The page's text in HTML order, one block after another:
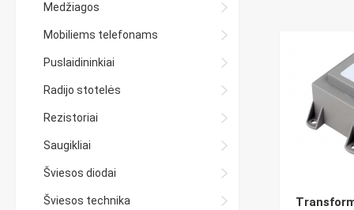
Medžiagos
Mobiliems telefonams
Puslaidininkiai
Radijo stotelės
Rezistoriai
Saugikliai
Šviesos diodai
Šviesos technika